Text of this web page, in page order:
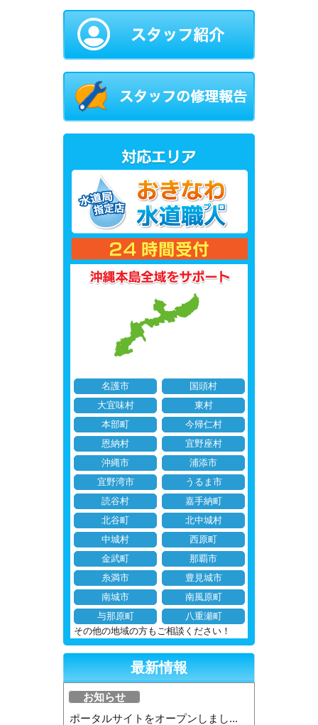
名護市
国頭村
大宜味村
東村
本部町
今帰仁村
恩納村
宜野座村
沖縄市
浦添市
宜野湾市
うるま市
読谷村
嘉手納町
北谷町
北中城村
中城村
西原町
金武町
那覇市
糸満市
豊見城市
南城市
南風原町
与那原町
八重瀬町
その他の地域の方もご相談ください！
最新情報
お知らせ
ポータルサイトをオープンしまし...